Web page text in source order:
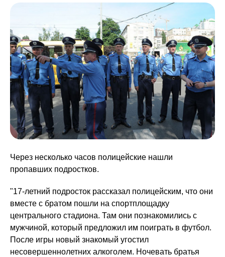
Через несколько часов полицейские нашли
пропавших подростков.
"17-летний подросток рассказал полицейским, что они
вместе с братом пошли на спортплощадку
центрального стадиона. Там они познакомились с
мужчиной, который предложил им поиграть в футбол.
После игры новый знакомый угостил
несовершеннолетних алкоголем. Ночевать братья